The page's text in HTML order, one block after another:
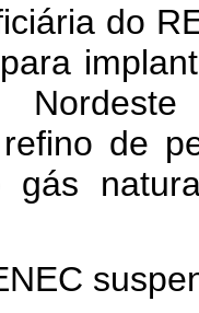
do
de